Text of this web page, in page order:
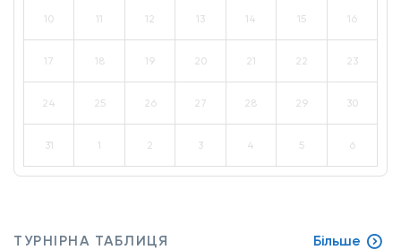
10 11 12 13 14 15 16
17 18 19 20 21 22 23
24 25 26 27 28 29 30
31 1 2 3 4 5 6
ТУРНІРНА ТАБЛИЦЯ Більше